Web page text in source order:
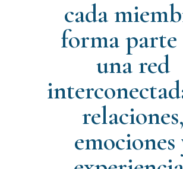
cada
forma parte
una red
relaciones,
emociones